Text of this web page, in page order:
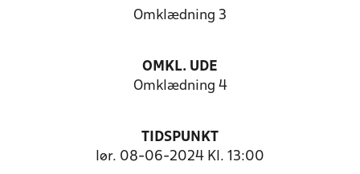
Omklædning 3
OMKL. UDE
Omklædning 4
TIDSPUNKT
lør. 08-06-2024 Kl. 13:00